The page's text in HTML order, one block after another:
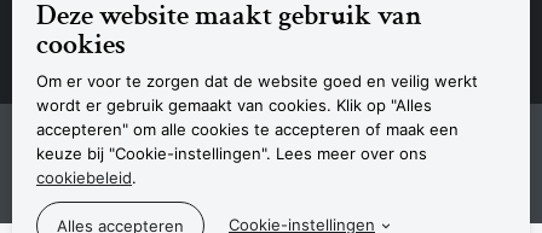
Deze website maakt gebruik van
cookies
Om er voor te zorgen dat de website goed en veilig werkt
wordt er gebruik gemaakt van cookies. Klik op "Alles
accepteren" om alle cookies te accepteren of maak een
keuze bij "Cookie-instellingen". Lees meer over ons
cookiebeleid.
Cookie-instellingen
Contact
Navigatie
SitemapPrivacyverklaring CookieverklaringAlgemene voorwaardenDisclaimer
Contact